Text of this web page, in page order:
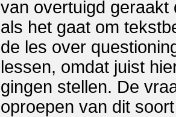
van overtuigd geraakt
als het gaat om
de les over
lessen, omdat juist
gingen stellen. De
oproepen van dit